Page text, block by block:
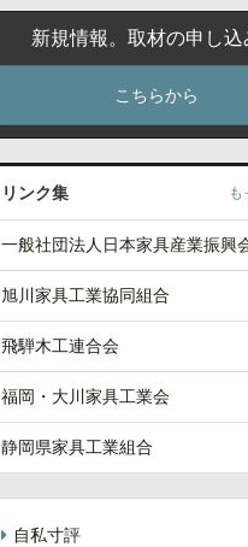
新規情報。取材の申し込
こちらから
リンク集 も
一般社団法人日本家具産業振興
旭川家具工業協同組合
飛騨木工連合会
福岡・大川家具工業会
静岡県家具工業組合
自私寸評